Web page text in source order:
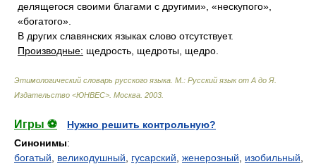
делящегося своими благами с другими», «нескупого»,
«богатого».
В других славянских языках слово отсутствует.
Производные: щедрость, щедроты, щедро.
Этимологический словарь русского языка. М.: Русский язык от А до Я.
Издательство <ЮНВЕС> Москва 2003
Игры ⚽
Нужно решить контрольную?
Синонимы:
богатый
великодушный гусарский женерозный изобильный